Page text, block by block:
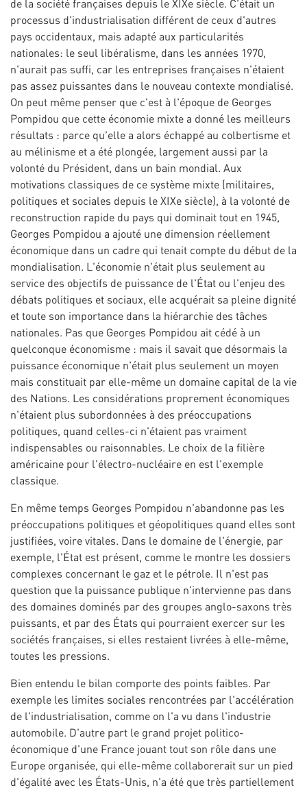
de la société françaises depuis le XIXe siècle. C'était un
processus d'industrialisation différent de ceux d'autres
pays occidentaux, mais adapté aux particularités
nationales: le seul libéralisme, dans les années 1970,
n'aurait pas suffi, car les entreprises françaises n'étaient
pas assez puissantes dans le nouveau contexte mondialisé.
On peut même penser que c'est à l'époque de Georges
Pompidou que cette économie mixte a donné les meilleurs
résultats : parce qu'elle a alors échappé au colbertisme et
au mélinisme et a été plongée, largement aussi par la
volonté du Président, dans un bain mondial. Aux
motivations classiques de ce système mixte (militaires,
politiques et sociales depuis le XIXe siècle), à la volonté de
reconstruction rapide du pays qui dominait tout en 1945,
Georges Pompidou a ajouté une dimension réellement
économique dans un cadre qui tenait compte du début de la
mondialisation. L'économie n'était plus seulement au
service des objectifs de puissance de l'État ou l'enjeu des
débats politiques et sociaux, elle acquérait sa pleine dignité
et toute son importance dans la hiérarchie des tâches
nationales. Pas que Georges Pompidou ait cédé à un
quelconque économisme : mais il savait que désormais la
puissance économique n'était plus seulement un moyen
mais constituait par elle-même un domaine capital de la vie
des Nations. Les considérations proprement économiques
n'étaient plus subordonnées à des préoccupations
politiques, quand celles-ci n'étaient pas vraiment
indispensables ou raisonnables. Le choix de la filière
américaine pour l'électro-nucléaire en est l'exemple
classique.
En même temps Georges Pompidou n'abandonne pas les
préoccupations politiques et géopolitiques quand elles sont
justifiées, voire vitales. Dans le domaine de l'énergie, par
exemple, l'État est présent, comme le montre les dossiers
complexes concernant le gaz et le pétrole. Il n'est pas
question que la puissance publique n'intervienne pas dans
des domaines dominés par des groupes anglo-saxons très
puissants, et par des États qui pourraient exercer sur les
sociétés françaises, si elles restaient livrées à elle-même,
toutes les pressions.
Bien entendu le bilan comporte des points faibles. Par
exemple les limites sociales rencontrées par l'accélération
de l'industrialisation, comme on l'a vu dans l'industrie
automobile. D'autre part le grand projet politico-
économique d'une France jouant tout son rôle dans une
Europe organisée, qui elle-même collaborerait sur un pied
d'égalité avec les États-Unis, n'a été que très partiellement